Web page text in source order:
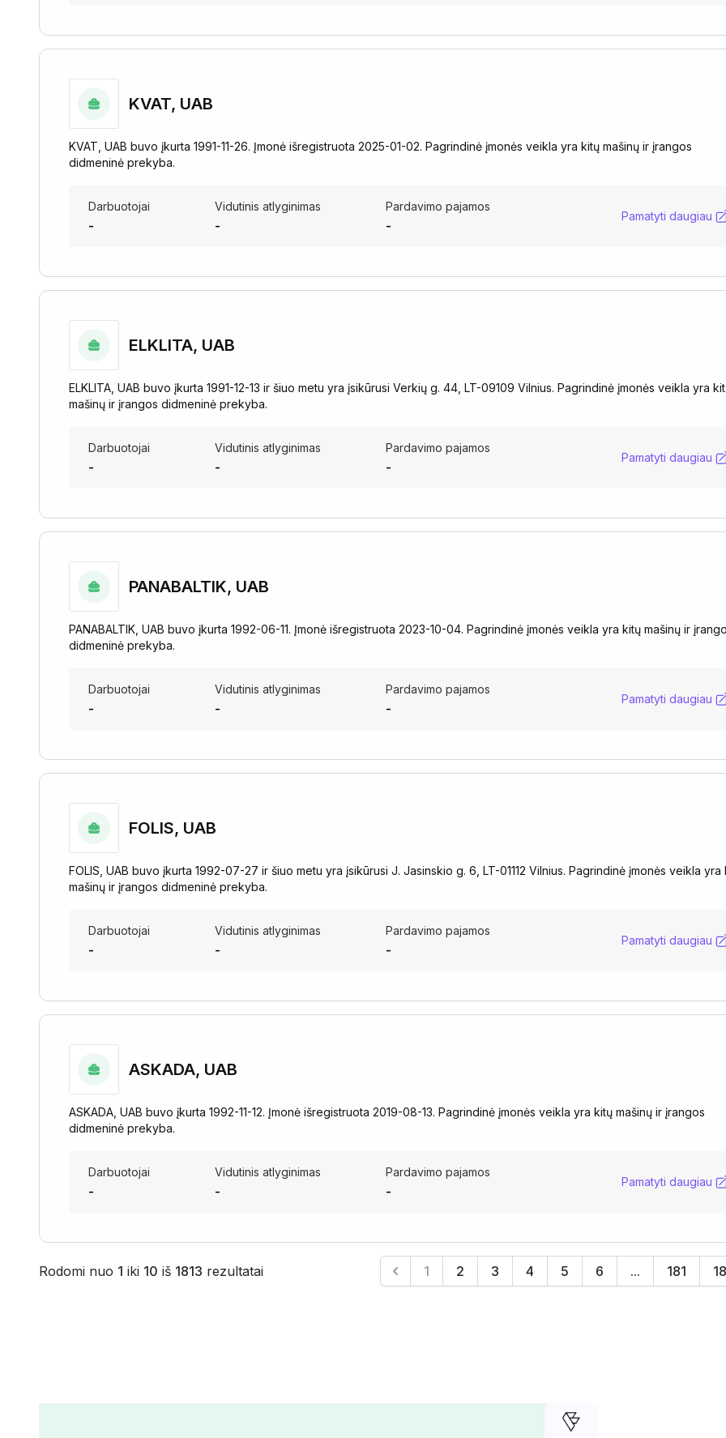
KVAT, UAB
KVAT, UAB buvo įkurta 1991-11-26. Įmonė išregistruota 2025-01-02. Pagrindinė įmonės veikla yra kitų mašinų ir įrangos
didmeninė prekyba.
Darbuotojai
-
Vidutinis atlyginimas
-
Pardavimo pajamos
-
Pamatyti daugiau
ELKLITA, UAB
ELKLITA, UAB buvo įkurta 1991-12-13 ir šiuo metu yra įsikūrusi Verkių g. 44, LT-09109 Vilnius. Pagrindinė įmonės veikla yra
mašinų ir įrangos didmeninė prekyba.
Darbuotojai
-
Vidutinis atlyginimas
-
Pardavimo pajamos
-
Pamatyti daugiau
PANABALTIK, UAB
PANABALTIK, UAB buvo įkurta 1992-06-11. Įmonė išregistruota 2023-10-04. Pagrindinė įmonės veikla yra kitų mašinų ir
didmeninė prekyba.
Darbuotojai
-
Vidutinis atlyginimas
-
Pardavimo pajamos
-
Pamatyti daugiau
FOLIS, UAB
FOLIS, UAB buvo įkurta 1992-07-27 ir šiuo metu yra įsikūrusi J. Jasinskio g. 6, LT-01112 Vilnius. Pagrindinė įmonės veikla yra
mašinų ir įrangos didmeninė prekyba.
Darbuotojai
-
Vidutinis atlyginimas
-
Pardavimo pajamos
-
Pamatyti daugiau
ASKADA, UAB
ASKADA, UAB buvo įkurta 1992-11-12. Įmonė išregistruota 2019-08-13. Pagrindinė įmonės veikla yra kitų mašinų ir įrangos
didmeninė prekyba.
Darbuotojai
-
Vidutinis atlyginimas
-
Pardavimo pajamos
-
Pamatyti daugiau
Rodomi nuo 1 iki 10 iš 1813 rezultatai 1 2 3 4 5 6 ... 181